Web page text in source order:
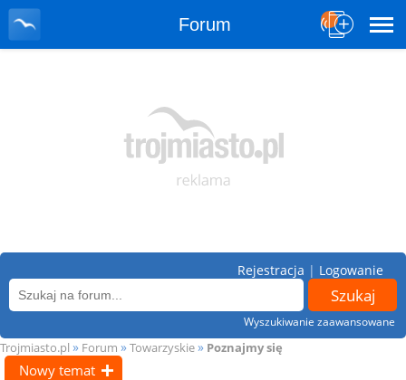
Forum
Wyszukiwanie zaawansowane
Rejestracja | Logowanie
Trojmiasto.pl » Forum » Towarzyskie» Poznajmy się
Nowy temat